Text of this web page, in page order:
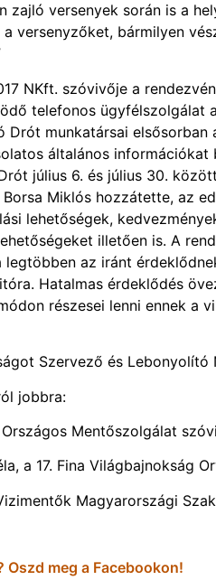
zajló versenyek során is a
versenyzőket, bármilyen
NKft. szóvivője a
telefonos ügyfélszolgálat
Drót munkatársai
általános
július 6. és július 30.
Miklós hozzátette, az
lehetőségek,
illetően is. A
legtöbben az iránt
Hatalmas érdeklődés
részesei lenni ennek a
Szervező és
jobbra:
Mentőszolgálat
17. Fina Világbajnokság
Magyarországi
Oszd meg a Facebookon!